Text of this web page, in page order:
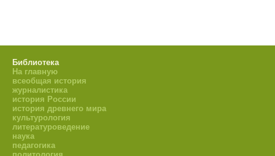
Библиотека
На главную
всеобщая история
журналистика
история России
история древнего мира
культурология
литературоведение
наука
педагогика